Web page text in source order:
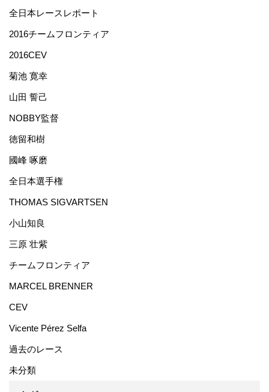
全日本レースレポート
2016チームフロンティア
2016CEV
菊池 寛幸
山田 誓己
NOBBY監督
徳留和樹
國峰 啄磨
全日本選手権
THOMAS SIGVARTSEN
小山知良
三原 壮紫
チームフロンティア
MARCEL BRENNER
CEV
Vicente Pérez Selfa
過去のレース
未分類